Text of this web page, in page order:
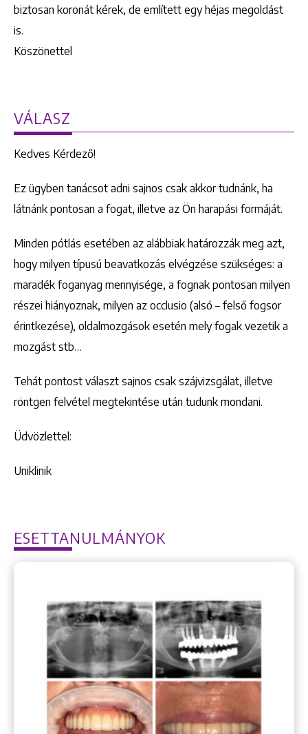
biztosan koronát kérek, de említett egy héjas megoldást
is.
Köszönettel
VÁLASZ
Kedves Kérdező!
Ez ügyben tanácsot adni sajnos csak akkor tudnánk, ha
látnánk pontosan a fogat, illetve az Ön harapási formáját.
Minden pótlás esetében az alábbiak határozzák meg azt,
hogy milyen típusú beavatkozás elvégzése szükséges: a
maradék foganyag mennyisége, a fognak pontosan milyen
részei hiányoznak, milyen az occlusio (alsó – felső fogsor
érintkezése), oldalmozgások esetén mely fogak vezetik a
mozgást stb…
Tehát pontost választ sajnos csak szájvizsgálat, illetve
röntgen felvétel megtekintése után tudunk mondani.
Üdvözlettel:
Uniklinik
ESETTANULMÁNYOK